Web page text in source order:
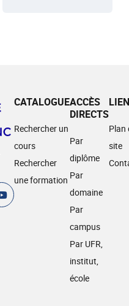
CATALOGUE
Rechercher un
cours
Rechercher
une formation
ACCÈS
DIRECTS
Par
diplôme
Par
domaine
Par
campus
Par UFR,
institut,
école
Plan
site